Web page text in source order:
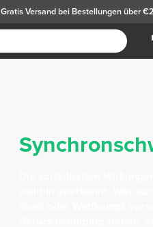
Gratis Versandbei Bestellungen über